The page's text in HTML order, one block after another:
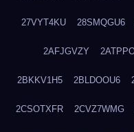
27VYT4KU 28SMQGU6
2AFJGVZY
2BKKV1H5 2BLDOOU6
2CSOTXFR 2CVZ7WMG